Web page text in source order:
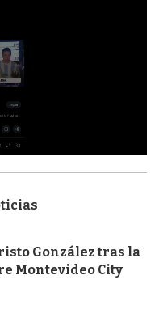
González tras la
Montevideo City